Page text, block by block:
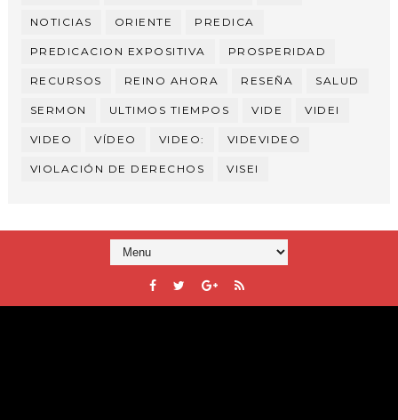
NOTICIAS ORIENTE PREDICA
PREDICACION EXPOSITIVA PROSPERIDAD
RECURSOS REINO AHORA RESEÑA SALUD
SERMON ULTIMOS TIEMPOS VIDE VIDEI
VIDEO VÍDEO VIDEO: VIDEVIDEO
VIOLACIÓN DE DERECHOS VISEI